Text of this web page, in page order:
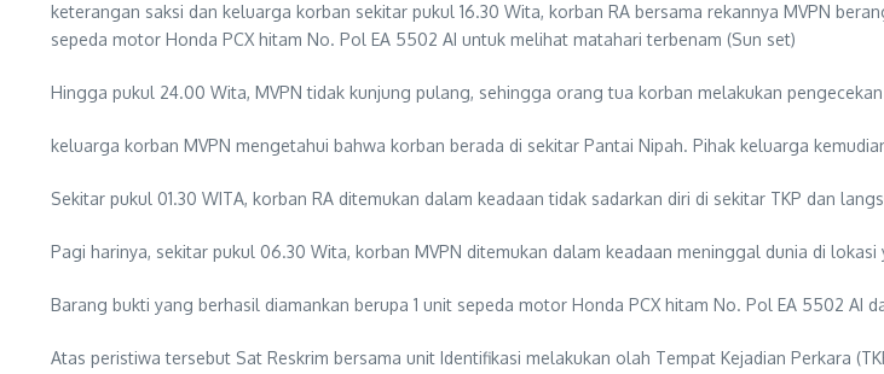
keterangan saksi dan keluarga korban sekitar pukul 16.30 Wita, korban RA bersama rekannya MVPN
sepeda motor Honda PCX hitam No. Pol EA 5502 AI untuk melihat matahari terbenam (Sun set)
Hingga pukul 24.00 Wita, MVPN tidak kunjung pulang, sehingga orang tua korban melakukan
keluarga korban MVPN mengetahui bahwa korban berada di sekitar Pantai Nipah. Pihak keluarga
Sekitar pukul 01.30 WITA, korban RA ditemukan dalam keadaan tidak sadarkan diri di sekitar TKP dan
Pagi harinya, sekitar pukul 06.30 Wita, korban MVPN ditemukan dalam keadaan meninggal dunia di
Barang bukti yang berhasil diamankan berupa 1 unit sepeda motor Honda PCX hitam No. Pol EA 5502 AI
Atas peristiwa tersebut Sat Reskrim bersama unit Identifikasi melakukan olah Tempat Kejadian Perkara